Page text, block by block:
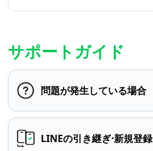
サポートガイド
問題が発生している場合
LINEの引き継ぎ⋅新規登録